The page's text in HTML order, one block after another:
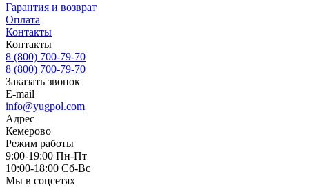
Гарантия и возврат
Оплата
Контакты
Контакты
8 (800) 700-79-70
8 (800) 700-79-70
Заказать звонок
E-mail
info@yugpol.com
Адрес
Кемерово
Режим работы
9:00-19:00 Пн-Пт
10:00-18:00 Cб-Вс
Мы в соцсетях